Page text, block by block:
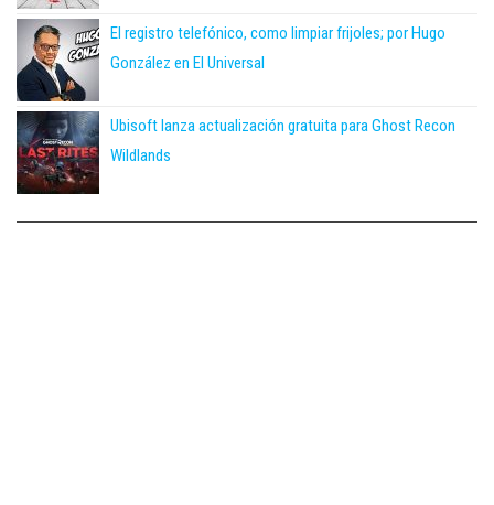
El registro telefónico, como limpiar frijoles; por Hugo
González en El Universal
Ubisoft lanza actualización gratuita para Ghost Recon
Wildlands